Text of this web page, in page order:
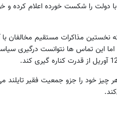
دولت را شکست خورده اعلام کرده و
مذاکرات مستقیم مخالفان
این تماس ها نتوانست درگیری
چیز خود را جزو جمعیت فقیر تایلند